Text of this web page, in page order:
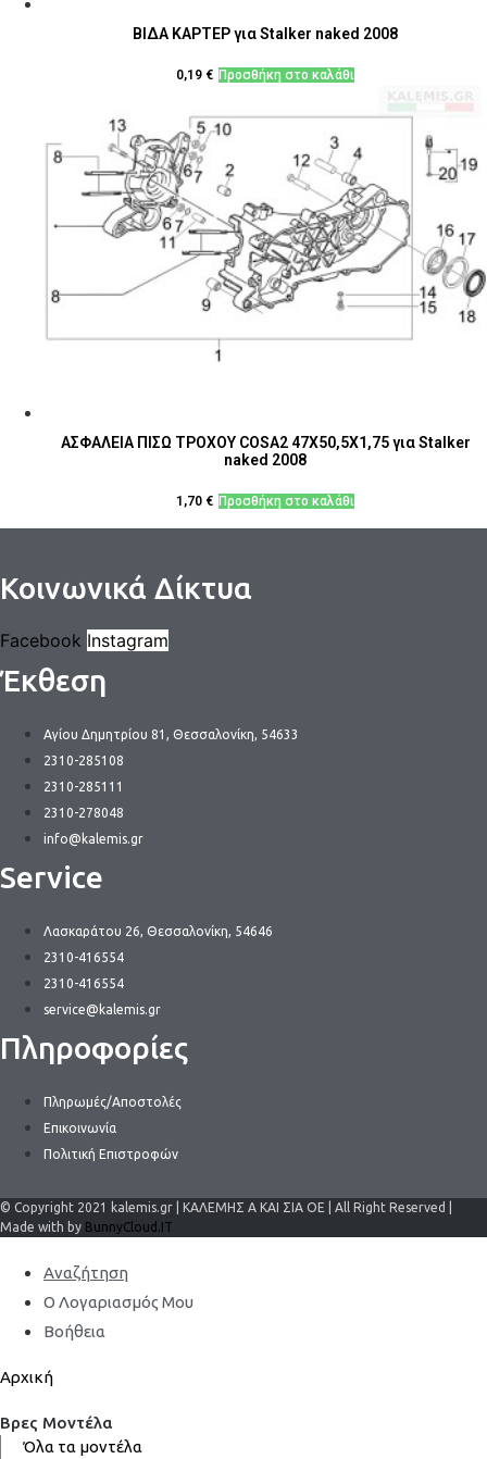
ΒΙΔΑ ΚΑΡΤΕΡ για Stalker naked 2008
0,19 € Προσθήκη στο καλάθι
ΑΣΦΑΛΕΙΑ ΠΙΣΩ ΤΡΟΧΟΥ COSA2 47Χ50,5Χ1,75 για Stalker
naked 2008
1,70 € Προσθήκη στο καλάθι
Κοινωνικά Δίκτυα
Facebook Instagram
Έκθεση
Αγίου Δημητρίου 81, Θεσσαλονίκη, 54633
2310-285108
2310-285111
2310-278048
info@kalemis.gr
Service
Λασκαράτου 26, Θεσσαλονίκη, 54646
2310-416554
2310-416554
service@kalemis.gr
Πληροφορίες
Πληρωμές/Αποστολές
Επικοινωνία
Πολιτική Επιστροφών
© Copyright 2021 kalemis.gr | ΚΑΛΕΜΗΣ Α ΚΑΙ ΣΙΑ ΟΕ | All Right Reserved |
Made with by BunnyCloud.IT
Αναζήτηση
Ο Λογαριασμός Μου
Βοήθεια
Αρχική
Βρες Μοντέλα
Όλα τα μοντέλα